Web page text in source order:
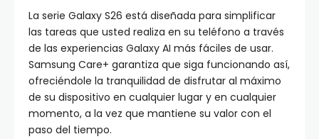
La serie Galaxy S26 está diseñada para simplificar
las tareas que usted realiza en su teléfono a través
de las experiencias Galaxy AI más fáciles de usar.
Samsung Care+ garantiza que siga funcionando así,
ofreciéndole la tranquilidad de disfrutar al máximo
de su dispositivo en cualquier lugar y en cualquier
momento, a la vez que mantiene su valor con el
paso del tiempo.